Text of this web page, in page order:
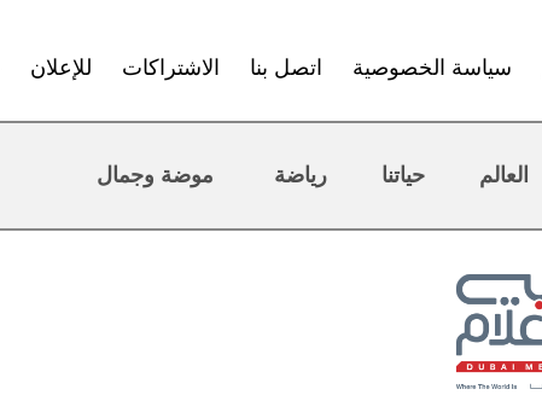
سياسة الخصوصية اتصل بنا الاشتراكات للإعلان
العالم حياتنا رياضة موضة وجمال